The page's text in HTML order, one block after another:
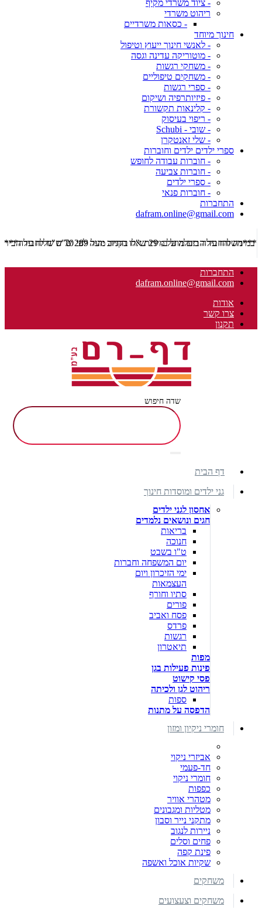
- ציוד משרדי מקיף
ריהוט משרדי
- כסאות משרדיים
חינוך מיוחד
- לאנשי חינוך ייעוץ וטיפול
- מוטוריקה עדינה וגסה
- משחקי רגשות
- משחקים טיפוליים
- ספרי רגשות
- פיזיותרפיה ושיקום
- קלינאות תקשורת
- ריפוי בעיסוק
- שובי - Schubi
- שלי זאנטקרן
ספרי ילדים ילדים וחוברות
- חוברות עבודה לחופש
- חוברות צביעה
- ספרי ילדים
- חוברות פנאי
התחברות
dafram.online@gmail.com
***משלוח עד הבית מוזל ב- 29 ש"ח בקניה מעל 289 ש"ח שליח עד הבית ***
התחברות
dafram.online@gmail.com
אודות
צרו קשר
תקנון
שדה חיפוש
דף הבית
גני ילדים ומוסדות חינוך
אחסון לגני ילדים
חגים ונושאים נלמדים
בריאות
חנוכה
ט"ו בשבט
יום המשפחה וחברות
ימי הזיכרון ויום
העצמאות
סתיו וחורף
פורים
פסח ואביב
פרדס
רגשות
תיאטרון
מפות
פינות פעילות בגן
פסי קישוט
ריהוט לגן ולכיתה
ספות
הדפסה על מתנות
חומרי ניקיון ומזון
אביזרי ניקוי
חד-פעמי
חומרי ניקוי
כפפות
מטהרי אוויר
מטליות ומגבונים
מתקני נייר וסבון
ניירות לנגוב
פחים וסלים
פינת קפה
שקיות אוכל ואשפה
משחקים
משחקים וצעצועים